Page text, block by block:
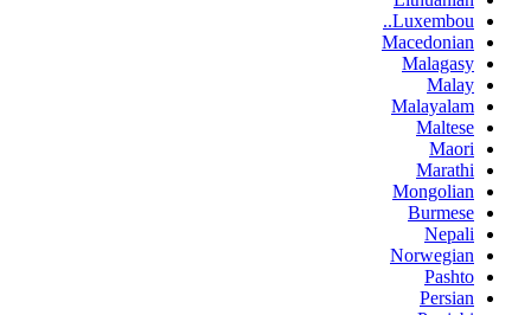
Luxembou..
Macedonian
Malagasy
Malay
Malayalam
Maltese
Maori
Marathi
Mongolian
Burmese
Nepali
Norwegian
Pashto
Persian